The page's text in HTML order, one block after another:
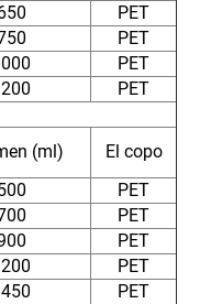
PET
PET
PET
PET
(ml) El copo
PET
PET
PET
PET
PET